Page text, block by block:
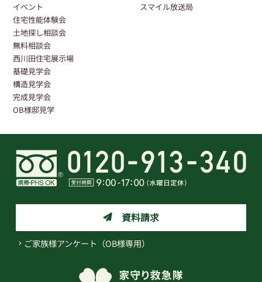
イベント
住宅性能体験会
土地探し相談会
無料相談会
西川田住宅展示場
基礎見学会
構造見学会
完成見学会
OB様邸見学
スマイル放送局
資料請求
ご家族様アンケート（OB様専用）